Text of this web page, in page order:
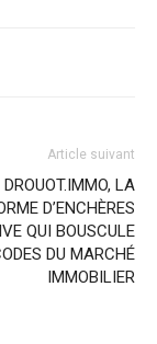
Article suivant
DROUOT.IMMO, LA
D’ENCHÈRES
QUI BOUSCULE
DU MARCHÉ
IMMOBILIER